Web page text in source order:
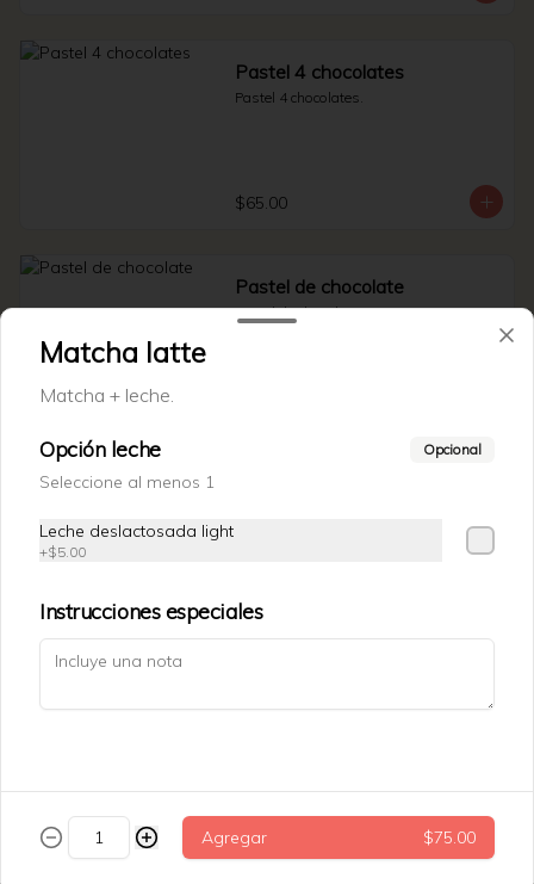
Pastel 4 chocolates
Pastel 4 chocolates.
$65.00
Pastel de chocolate
Pastel de chocolate.
Trenza cinammon roll
$79.00
Matcha latte
Matcha + leche.
Opción leche Opcional
Seleccione al menos 1
Leche deslactosada light
+$5.00
Instrucciones especiales
Agregar $75.00